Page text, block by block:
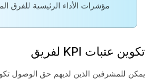
مؤشرات الأداء الرئيسية للفرق
تكوين عتبات KPI لفريق
يمكن للمشرفين الذين لديهم حق الوصول